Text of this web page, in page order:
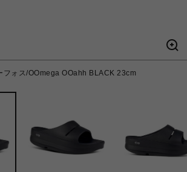
フォス/OOmega OOahh BLACK 23cm